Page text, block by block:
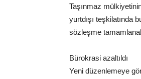
Taşınmaz
yurtdışı teşkilatında
sözleşme
Bürokrasi azaltıldı
Yeni düzenlemeye